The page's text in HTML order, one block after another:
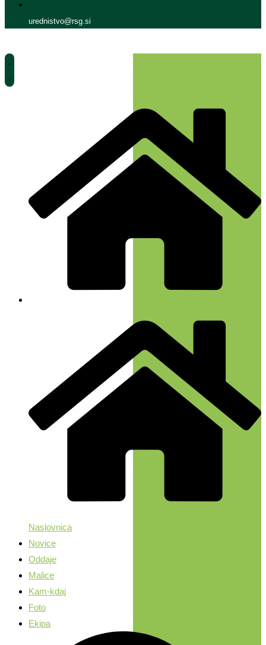
urednistvo@rsg.si
Naslovnica
Novice
Oddaje
Malice
Kam-kdaj
Foto
Ekipa